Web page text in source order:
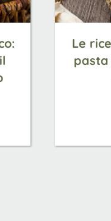
Le
pasta